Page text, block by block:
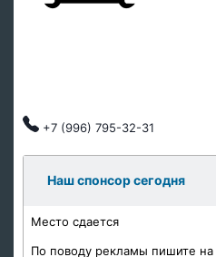
+7 (996) 795-32-31
Наш спонсор сегодня
Место сдается
По поводу рекламы пишите на